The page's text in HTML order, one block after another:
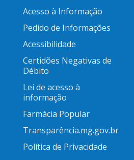
Acesso à Informação
Pedido de Informações
Acessibilidade
Certidões Negativas de
Débito
Lei de acesso à
informação
Farmácia Popular
Transparência.mg.gov.br
Política de Privacidade